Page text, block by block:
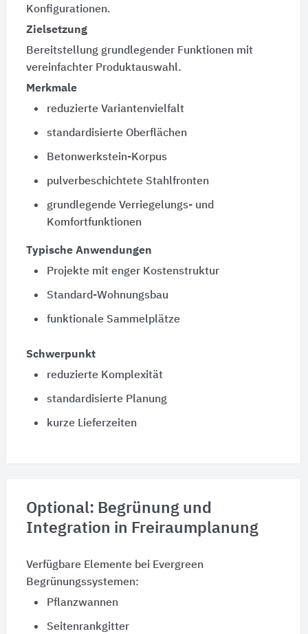
Konfigurationen.
Zielsetzung
Bereitstellung grundlegender Funktionen mit
vereinfachter Produktauswahl.
Merkmale
reduzierte Variantenvielfalt
standardisierte Oberflächen
Betonwerkstein-Korpus
pulverbeschichtete Stahlfronten
grundlegende Verriegelungs- und
Komfortfunktionen
Typische Anwendungen
Projekte mit enger Kostenstruktur
Standard-Wohnungsbau
funktionale Sammelplätze
Schwerpunkt
reduzierte Komplexität
standardisierte Planung
kurze Lieferzeiten
Optional: Begrünung und
Integration in Freiraumplanung
Verfügbare Elemente bei Evergreen
Begrünungssystemen:
Pflanzwannen
Seitenrankgitter